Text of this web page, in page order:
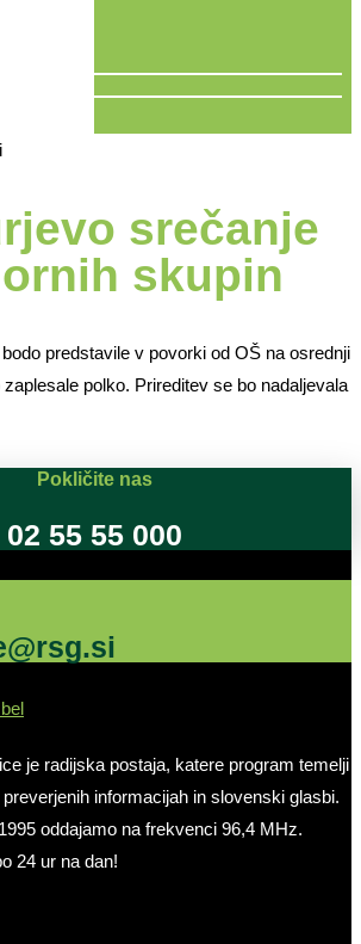
srečanje
skupin
predstavile v povorki od OŠ na osrednji
polko. Prireditev se bo nadaljevala
Pokličite nas
02 55 55 000
je radijska postaja, katere program temelji
informacijah in slovenski glasbi.
oddajamo na frekvenci 96,4 MHz.
24 ur na dan!